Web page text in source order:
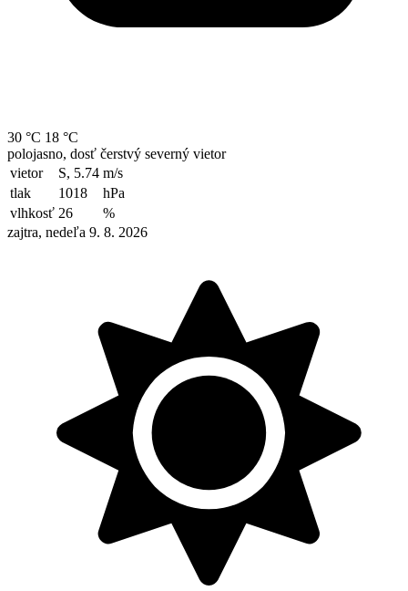
30 °C 18 °C
polojasno, dosť čerstvý severný vietor
vietor
S, 5.74 m/s
tlak
1018
hPa
vlhkosť 26
%
zajtra, nedeľa 9. 8. 2026